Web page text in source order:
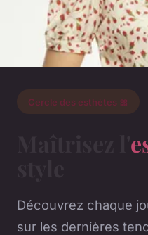
Cercle des esthètes 🎀
Découvrez chaque
sur les dernières